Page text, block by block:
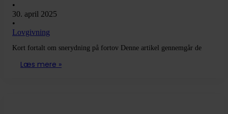
•
30. april 2025
•
Lovgivning
Kort fortalt om snerydning på fortov Denne artikel gennemgår de
Læs mere »